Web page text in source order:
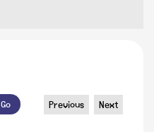
Go Previous Next